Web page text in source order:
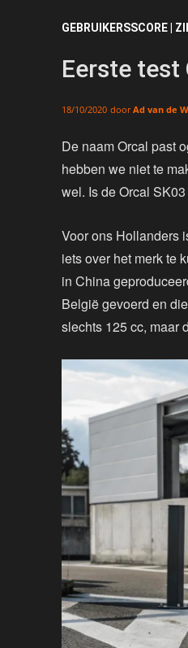
GEBRUIKERSSCORE |
Eerste test
18/10/2020 door Ad van de
De naam Orcal past
hebben we niet te
wel. Is de Orcal
Voor ons Hollanders
iets over het merk te
in China
België gevoerd en
slechts 125 cc, maar